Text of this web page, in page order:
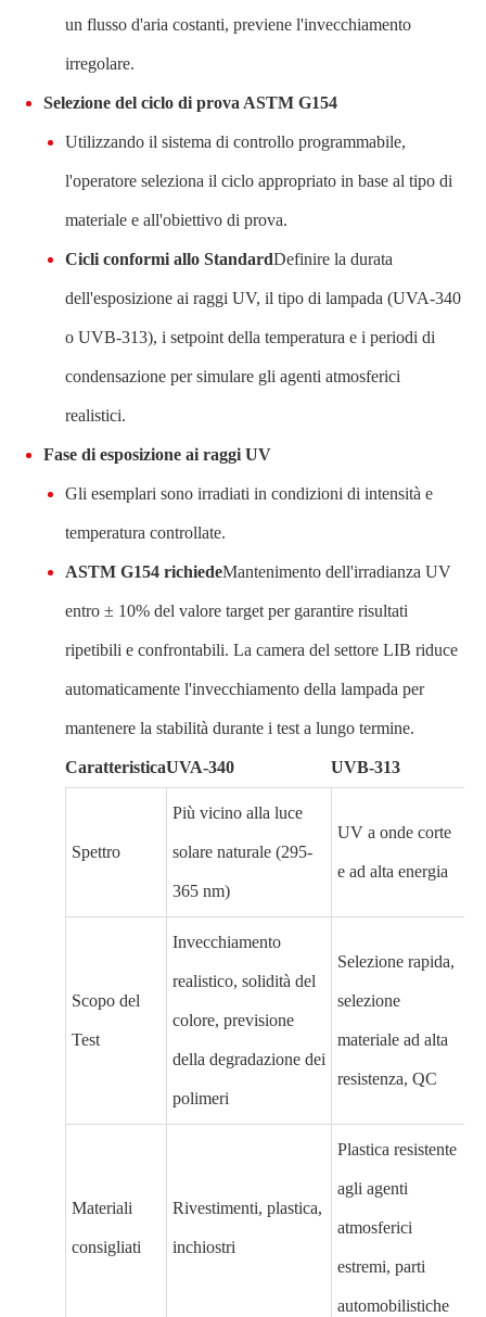
un flusso d'aria costanti, previene l'invecchiamento
irregolare.
Selezione del ciclo di prova ASTM G154
Utilizzando il sistema di controllo programmabile,
l'operatore seleziona il ciclo appropriato in base al tipo di
materiale e all'obiettivo di prova.
Cicli conformi allo StandardDefinire la durata
dell'esposizione ai raggi UV, il tipo di lampada (UVA-340
o UVB-313), i setpoint della temperatura e i periodi di
condensazione per simulare gli agenti atmosferici
realistici.
Fase di esposizione ai raggi UV
Gli esemplari sono irradiati in condizioni di intensità e
temperatura controllate.
ASTM G154 richiedeMantenimento dell'irradianza UV
entro ± 10% del valore target per garantire risultati
ripetibili e confrontabili. La camera del settore LIB riduce
automaticamente l'invecchiamento della lampada per
mantenere la stabilità durante i test a lungo termine.
CaratteristicaUVA-340 UVB-313
Spettro
Più vicino alla luce
solare naturale (295-
365 nm)
UV a onde corte
e ad alta energia
Scopo del
Test
Invecchiamento
realistico, solidità del
colore, previsione
della degradazione dei
polimeri
Selezione rapida,
selezione
materiale ad alta
resistenza, QC
Materiali
consigliati
Rivestimenti, plastica,
inchiostri
Plastica resistente
agli agenti
atmosferici
estremi, parti
automobilistiche